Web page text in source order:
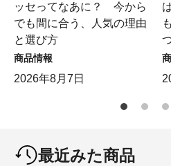
ッセってなあに？ 今から
でも間に合う、人気の理由
と選び方
商品情報
2026年8月7日
最近みた商品